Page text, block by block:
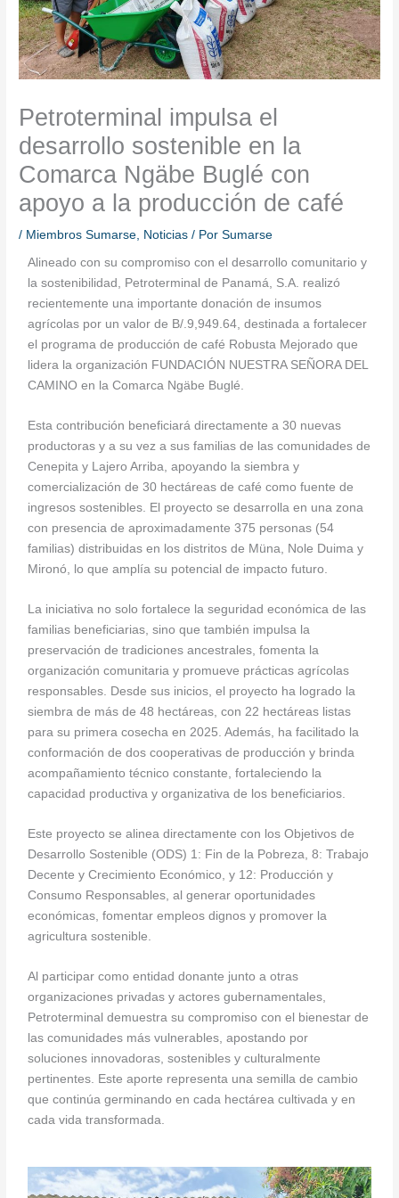
Petroterminal impulsa el
desarrollo sostenible en la
Comarca Ngäbe Buglé con
apoyo a la producción de café
/ Miembros Sumarse, Noticias / PorSumarse
Alineado con su compromiso con el desarrollo comunitario y
la sostenibilidad, Petroterminal de Panamá, S.A. realizó
recientemente una importante donación de insumos
agrícolas por un valor de B/.9,949.64, destinada a fortalecer
el programa de producción de café Robusta Mejorado que
lidera la organización FUNDACIÓN NUESTRA SEÑORA DEL
CAMINO en la Comarca Ngäbe Buglé.
Esta contribución beneficiará directamente a 30 nuevas
productoras y a su vez a sus familias de las comunidades de
Cenepita y Lajero Arriba, apoyando la siembra y
comercialización de 30 hectáreas de café como fuente de
ingresos sostenibles. El proyecto se desarrolla en una zona
con presencia de aproximadamente 375 personas (54
familias) distribuidas en los distritos de Müna, Nole Duima y
Mironó, lo que amplía su potencial de impacto futuro.
La iniciativa no solo fortalece la seguridad económica de las
familias beneficiarias, sino que también impulsa la
preservación de tradiciones ancestrales, fomenta la
organización comunitaria y promueve prácticas agrícolas
responsables. Desde sus inicios, el proyecto ha logrado la
siembra de más de 48 hectáreas, con 22 hectáreas listas
para su primera cosecha en 2025. Además, ha facilitado la
conformación de dos cooperativas de producción y brinda
acompañamiento técnico constante, fortaleciendo la
capacidad productiva y organizativa de los beneficiarios.
Este proyecto se alinea directamente con los Objetivos de
Desarrollo Sostenible (ODS) 1: Fin de la Pobreza, 8: Trabajo
Decente y Crecimiento Económico, y 12: Producción y
Consumo Responsables, al generar oportunidades
económicas, fomentar empleos dignos y promover la
agricultura sostenible.
Al participar como entidad donante junto a otras
organizaciones privadas y actores gubernamentales,
Petroterminal demuestra su compromiso con el bienestar de
las comunidades más vulnerables, apostando por
soluciones innovadoras, sostenibles y culturalmente
pertinentes. Este aporte representa una semilla de cambio
que continúa germinando en cada hectárea cultivada y en
cada vida transformada.